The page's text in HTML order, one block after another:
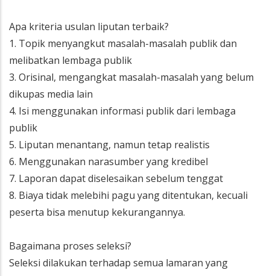
Apa kriteria usulan liputan terbaik?
1. Topik menyangkut masalah-masalah publik dan
melibatkan lembaga publik
3. Orisinal, mengangkat masalah-masalah yang belum
dikupas media lain
4. Isi menggunakan informasi publik dari lembaga
publik
5. Liputan menantang, namun tetap realistis
6. Menggunakan narasumber yang kredibel
7. Laporan dapat diselesaikan sebelum tenggat
8. Biaya tidak melebihi pagu yang ditentukan, kecuali
peserta bisa menutup kekurangannya.
Bagaimana proses seleksi?
Seleksi dilakukan terhadap semua lamaran yang